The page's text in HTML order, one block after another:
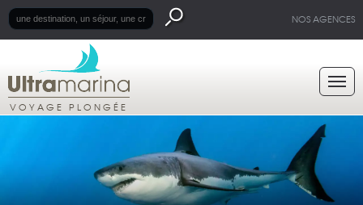
NOS AGENCES
VOYAGE PLONGÉE